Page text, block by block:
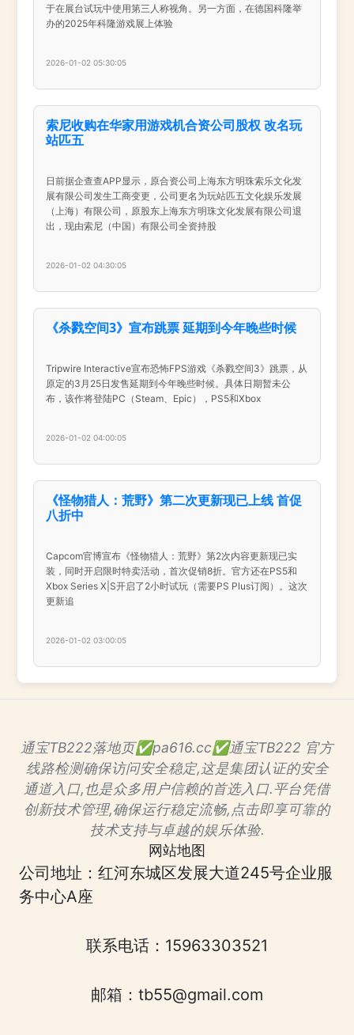
于在展台试玩中使用第三人称视角。另一方面，在德国科隆举
办的2025年科隆游戏展上体验
2026-01-02 05:30:05
索尼收购在华家用游戏机合资公司股权 改名玩
站匹五
日前据企查查APP显示，原合资公司上海东方明珠索乐文化发
展有限公司发生工商变更，公司更名为玩站匹五文化娱乐发展
（上海）有限公司，原股东上海东方明珠文化发展有限公司退
出，现由索尼（中国）有限公司全资持股
2026-01-02 04:30:05
《杀戮空间3》宣布跳票 延期到今年晚些时候
Tripwire Interactive宣布恐怖FPS游戏《杀戮空间3》跳票，从
原定的3月25日发售延期到今年晚些时候。具体日期暂未公
布，该作将登陆PC（Steam、Epic），PS5和Xbox
2026-01-02 04:00:05
《怪物猎人：荒野》第二次更新现已上线 首促
八折中
Capcom官博宣布《怪物猎人：荒野》第2次内容更新现已实
装，同时开启限时特卖活动，首次促销8折。官方还在PS5和
Xbox Series X|S开启了2小时试玩（需要PS Plus订阅）。这次
更新追
2026-01-02 03:00:05
通宝TB222落地页✅pa616.cc✅通宝TB222 官方
线路检测确保访问安全稳定,这是集团认证的安全
通道入口,也是众多用户信赖的首选入口.平台凭借
创新技术管理,确保运行稳定流畅,点击即享可靠的
技术支持与卓越的娱乐体验.
网站地图
公司地址：红河东城区发展大道245号企业服
务中心A座
联系电话：15963303521
邮箱：tb55@gmail.com